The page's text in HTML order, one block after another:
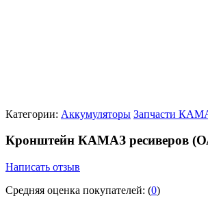
Категории: Аккумуляторы Запчасти
Кронштейн КАМАЗ ресиверов
Написать отзыв
Средняя оценка покупателей: (0)